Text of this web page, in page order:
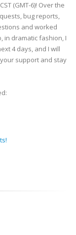
(GMT-6)! Over the
bug reports,
and worked
in dramatic fashion, I
4 days, and I will
support and stay